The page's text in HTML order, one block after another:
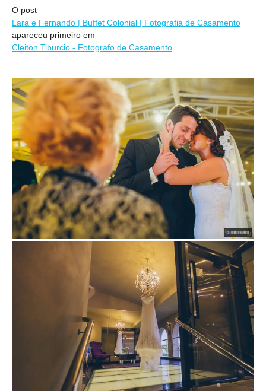
O post
Lara e Fernando | Buffet Colonial | Fotografia de Casamento
apareceu primeiro em
Cleiton Tiburcio - Fotografo de Casamento